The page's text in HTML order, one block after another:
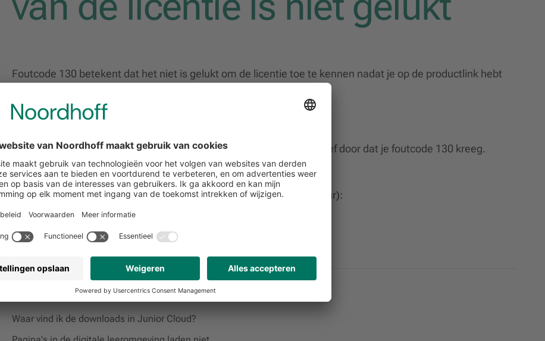
Foutcode 130 betekent dat het niet is gelukt om de licentie toe te kennen nadat je op de productlink hebt
Klik opnieuw op de link in de Elektronische Leeromgeving (ELO).
Helpt dit niet? Neem dan contact op met onze klantenservice en geef door dat je foutcode 130 kreeg.
Hulp nodig?
Onze klantenservice staat voor je klaar (werkdagen 08.00 – 17.00 uur):
📞 088 - 52 268 88
💬Chatmet ons
Gerelateerde artikelen
Waar vind ik de downloads in Junior Cloud?